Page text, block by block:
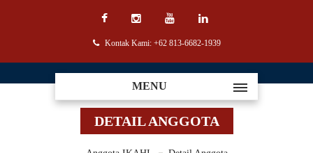
Kontak Kami: +62 813-6682-1939
MENU
DETAIL ANGGOTA